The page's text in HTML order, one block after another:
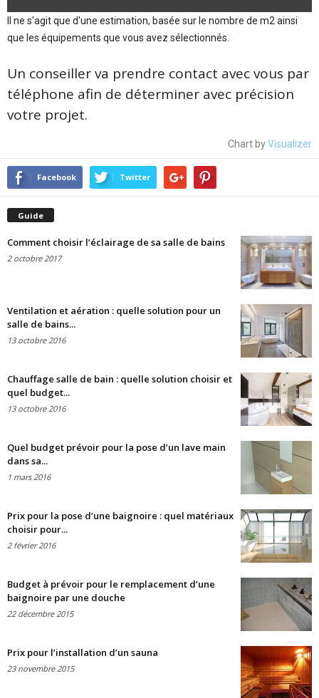
Il ne s'agit que d'une estimation, basée sur le nombre de m2 ainsi
que les équipements que vous avez sélectionnés.
Un conseiller va prendre contact avec vous par
téléphone afin de déterminer avec précision
votre projet.
Chart byVisualizer
Facebook Twitter
Guide
Comment choisir l’éclairage de sa salle de bains
2 octobre 2017
Ventilation et aération : quelle solution pour un
salle de bains...
13 octobre 2016
Chauffage salle de bain : quelle solution choisir et
quel budget...
13 octobre 2016
Quel budget prévoir pour la pose d’un lave main
dans sa...
1 mars 2016
Prix pour la pose d’une baignoire : quel matériaux
choisir pour...
2 février 2016
Budget à prévoir pour le remplacement d’une
baignoire par une douche
22 décembre 2015
Prix pour l’installation d’un sauna
23 novembre 2015